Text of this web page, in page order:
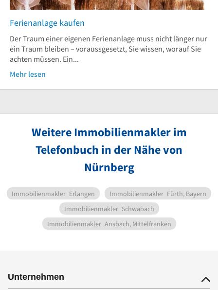
Ferienanlage kaufen
Der Traum einer eigenen Ferienanlage muss nicht länger nur
ein Traum bleiben – voraussgesetzt, Sie wissen, worauf Sie
achten müssen. Ein...
Mehr lesen
Weitere Immobilienmakler im
Telefonbuch in der Nähe von
Nürnberg
Immobilienmakler Erlangen Immobilienmakler Fürth, Bayern
Immobilienmakler Schwabach
Immobilienmakler Ansbach, Mittelfranken
Unternehmen